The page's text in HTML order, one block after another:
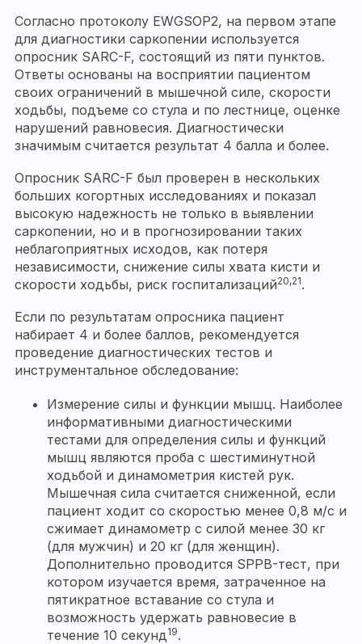
Согласно протоколу EWGSOP2, на первом этапе
для диагностики саркопении используется
опросник SARC-F, состоящий из пяти пунктов.
Ответы основаны на восприятии пациентом
своих ограничений в мышечной силе, скорости
ходьбы, подъеме со стула и по лестнице, оценке
нарушений равновесия. Диагностически
значимым считается результат 4 балла и более.
Опросник SARC-F был проверен в нескольких
больших когортных исследованиях и показал
высокую надежность не только в выявлении
саркопении, но и в прогнозировании таких
неблагоприятных исходов, как потеря
независимости, снижение силы хвата кисти и
скорости ходьбы, риск госпитализаций20,21.
Если по результатам опросника пациент
набирает 4 и более баллов, рекомендуется
проведение диагностических тестов и
инструментальное обследование:
Измерение силы и функции мышц. Наиболее
информативными диагностическими
тестами для определения силы и функций
мышц являются проба с шестиминутной
ходьбой и динамометрия кистей рук.
Мышечная сила считается сниженной, если
пациент ходит со скоростью менее 0,8 м/с и
сжимает динамометр с силой менее 30 кг
(для мужчин) и 20 кг (для женщин).
Дополнительно проводится SPPB-тест, при
котором изучается время, затраченное на
пятикратное вставание со стула и
возможность удержать равновесие в
течение 10 секунд19.